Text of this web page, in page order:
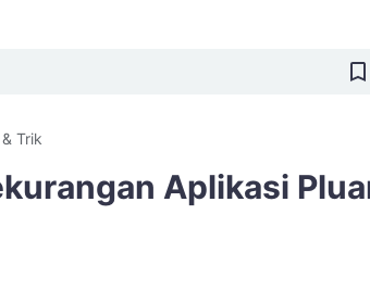
Trik
Aplikasi